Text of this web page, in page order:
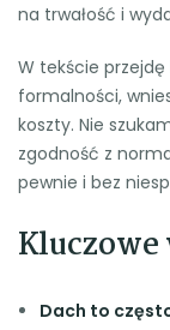
na trwałość i
W tekście
formalności,
koszty. Nie
zgodność z
pewnie i bez
Dach to